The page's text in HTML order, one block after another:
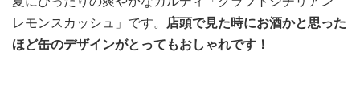
レモンスカッシュ」です。 店頭で見た時にお酒かと思った
ほど缶のデザインがとってもおしゃれです！